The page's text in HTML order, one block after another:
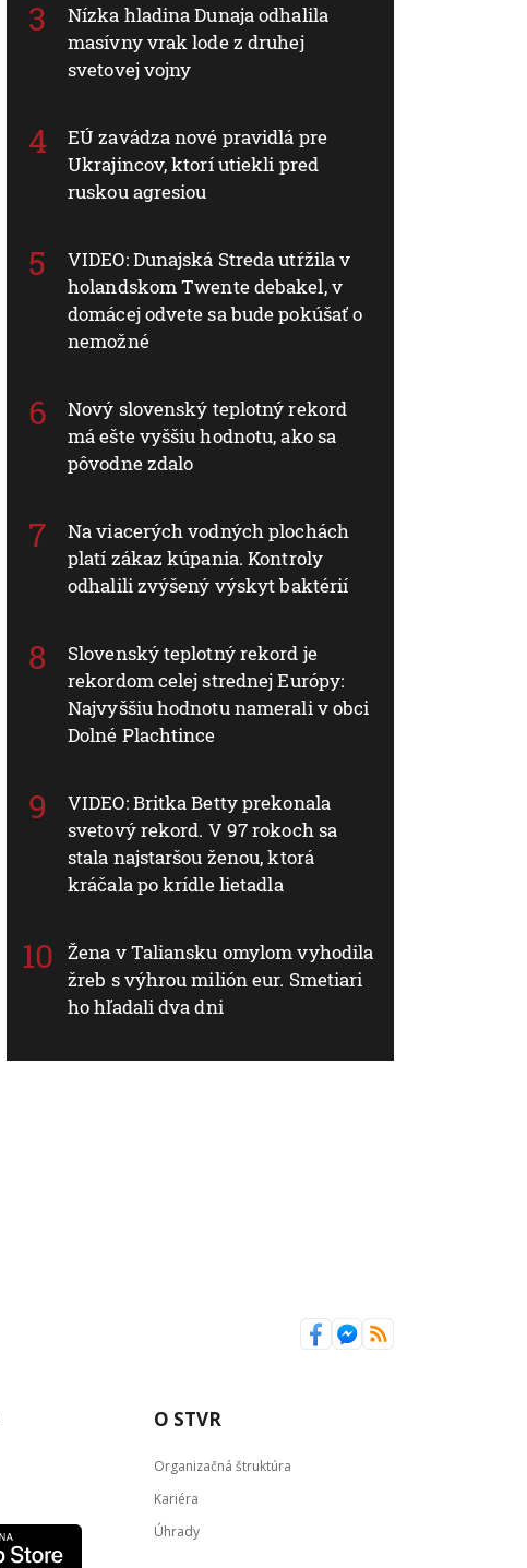
Nízka hladina Dunaja odhalila
masívny vrak lode z druhej
svetovej vojny
EÚ zavádza nové pravidlá pre
Ukrajincov, ktorí utiekli pred
ruskou agresiou
VIDEO: Dunajská Streda utŕžila v
holandskom Twente debakel, v
domácej odvete sa bude pokúšať o
nemožné
Nový slovenský teplotný rekord
má ešte vyššiu hodnotu, ako sa
pôvodne zdalo
Na viacerých vodných plochách
platí zákaz kúpania. Kontroly
odhalili zvýšený výskyt baktérií
Slovenský teplotný rekord je
rekordom celej strednej Európy:
Najvyššiu hodnotu namerali v obci
Dolné Plachtince
VIDEO: Britka Betty prekonala
svetový rekord. V 97 rokoch sa
stala najstaršou ženou, ktorá
kráčala po krídle lietadla
Žena v Taliansku omylom vyhodila
žreb s výhrou milión eur. Smetiari
ho hľadali dva dni
O STVR
Organizačná štruktúra
Kariéra
Úhrady